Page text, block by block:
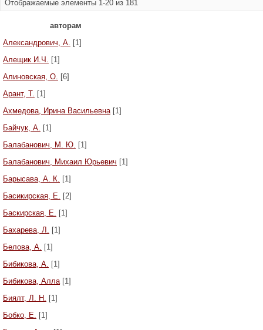
Отображаемые элементы 1-20 из 181
авторам
Александрович, А. [1]
Алещик И.Ч.
[1]
Алиновская, О. [6]
Арант, Т. [1]
Ахмедова, Ирина Васильевна [1]
Байчук, А. [1]
Балабанович, М. Ю. [1]
Балабанович, Михаил Юрьевич [1]
Барысава, А. К.
[1]
Басикирская, Е.
[2]
Баскирская, Е.
[1]
Бахарева, Л.
[1]
Белова, А. [1]
Бибикова, А. [1]
Бибикова, Алла [1]
Биялт, Л. Н. [1]
Бобко, Е.
[1]